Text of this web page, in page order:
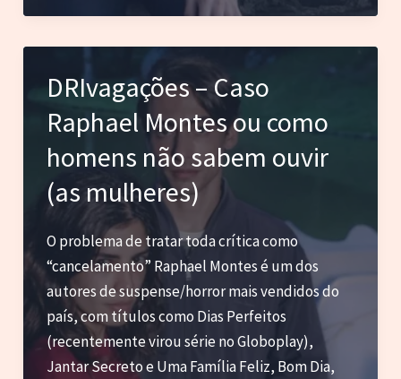
Elena
Ferrante
o
Olhar
Masculino
DRIvagações – Caso
Raphael Montes ou como
homens não sabem ouvir
(as mulheres)
O problema de tratar toda crítica como
“cancelamento” Raphael Montes é um dos
autores de suspense/horror mais vendidos do
país, com títulos como Dias Perfeitos
(recentemente virou série no Globoplay),
Jantar Secreto e Uma Família Feliz, Bom Dia,